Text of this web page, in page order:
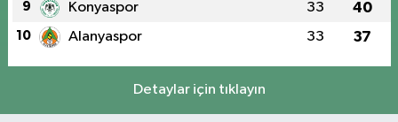
9 Konyaspor 33 40
10 Alanyaspor 33 37
Detaylar için tıklayın